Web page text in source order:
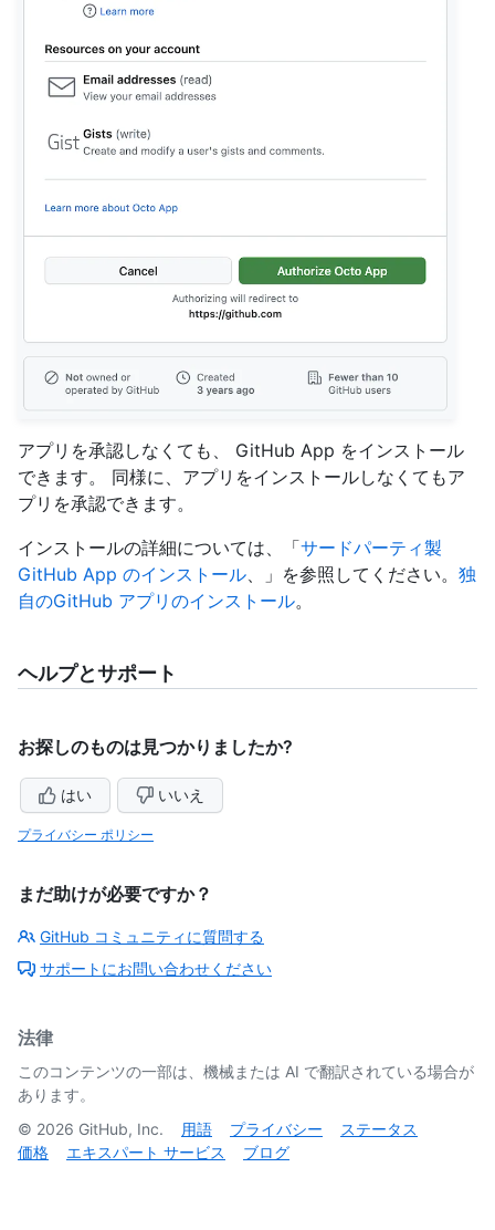
アプリを承認しなくても、 GitHub App をインストール
できます。 同様に、アプリをインストールしなくてもア
プリを承認できます。
インストールの詳細については、「サードパーティ製
GitHub App のインストール 、」を参照してください。 独
自のGitHub アプリのインストール。
ヘルプとサポート
お探しのものは見つかりましたか?
はい いいえ
プライバシー ポリシー
まだ助けが必要ですか？
GitHub コミュニティに質問する
サポートにお問い合わせください
法律
このコンテンツの一部は、機械または AI で翻訳されている場合が
あります。
© 2026 GitHub, Inc. 用語 プライバシー
ステータス
価格
エキスパート サービス ブログ